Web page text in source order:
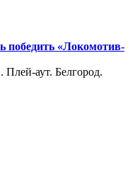
победить «Локомотив-
аут. Белгород.